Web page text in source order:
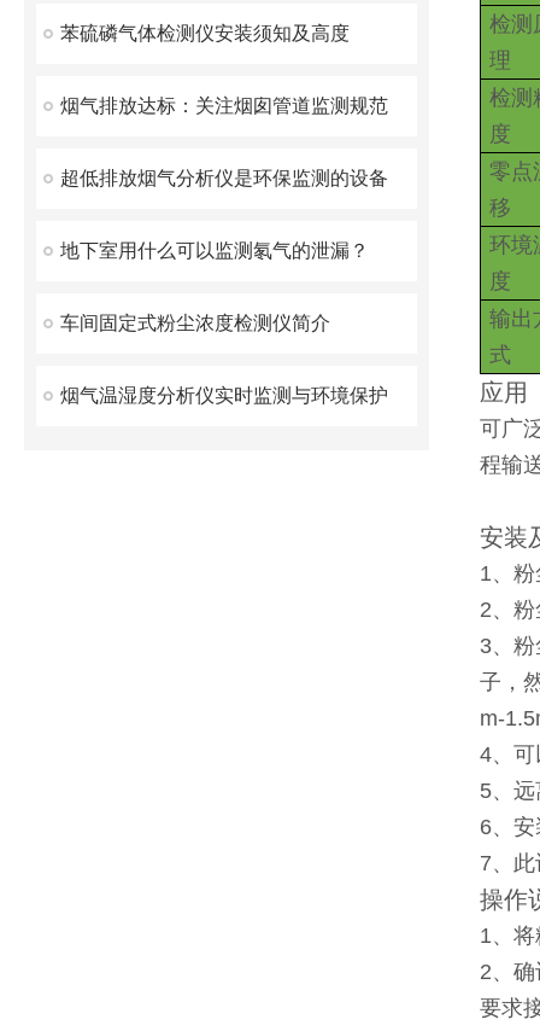
苯硫磷气体检测仪安装须知及高度
烟气排放达标：关注烟囱管道监测规范
超低排放烟气分析仪是环保监测的设备
地下室用什么可以监测氡气的泄漏？
车间固定式粉尘浓度检测仪简介
烟气温湿度分析仪实时监测与环境保护
检测
理
检测
度
零点
移
环境
度
输出
式
应用
可广
程输
安装
1、
2、
3、
子，
m-
4、
5、
6、
7、
操作
1、
2、
要求